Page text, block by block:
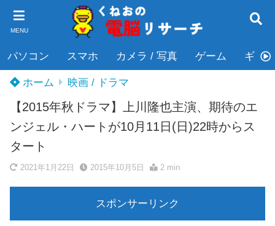
MENU
パソコン スマホ カメラ / 写真 ゲーム ギター
ホーム 映画 / ドラマ
【2015年秋ドラマ】上川隆也主演、期待のエ
ンジェル・ハートが10月11日(日)22時からス
タート
2021年1月22日 2015年10月5日 2 min
スポンサーリンク